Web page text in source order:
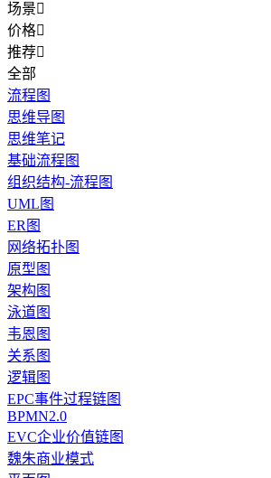
场景
价格
推荐
全部
流程图
思维导图
思维笔记
基础流程图
组织结构-流程图
UML图
ER图
网络拓扑图
原型图
架构图
泳道图
韦恩图
关系图
逻辑图
EPC事件过程链图
BPMN2.0
EVC企业价值链图
魏朱商业模式